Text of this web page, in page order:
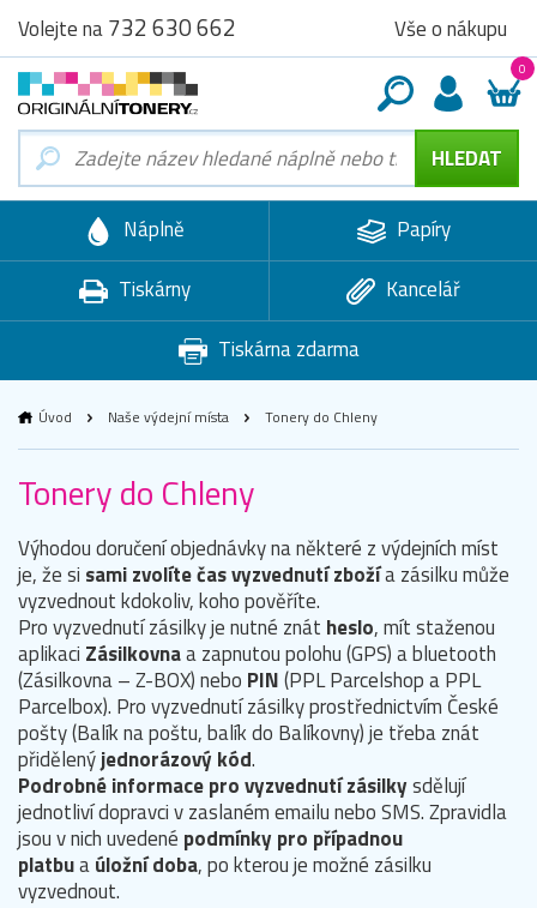
Volejte na732 630 662 Vše o nákupu
0
Náplně
Papíry
Tiskárny
Kancelář
Tiskárna zdarma
Úvod Naše výdejní místa Tonery do Chleny
Tonery do Chleny
Výhodou doručení objednávky na některé z výdejních míst
je, že si sami zvolíte čas vyzvednutí zbožía zásilku může
vyzvednout kdokoliv, koho pověříte.
Pro vyzvednutí zásilky je nutné znát heslo, mít staženou
aplikaci Zásilkovnaa zapnutou polohu (GPS) a bluetooth
(Zásilkovna – Z-BOX) nebo PIN(PPL Parcelshop a PPL
Parcelbox). Pro vyzvednutí zásilky prostřednictvím České
pošty (Balík na poštu, balík do Balíkovny) je třeba znát
přidělenýjednorázový kód.
Podrobné informace pro vyzvednutí zásilkysdělují
jednotliví dopravci v zaslaném emailu nebo SMS. Zpravidla
jsou v nich uvedené podmínky pro případnou
platbuaúložní doba, po kterou je možné zásilku
vyzvednout.